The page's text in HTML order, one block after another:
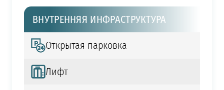
ВНУТРЕННЯЯ ИНФРАСТРУКТУРА
Открытая парковка
Лифт